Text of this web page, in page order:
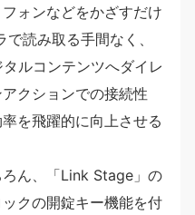
ォンなどをかざすだけ
読み取る手間なく、
ルコンテンツへダイレ
クションでの接続性
を飛躍的に向上させる
ん、「Link Stage」の
クの開錠キー機能を付